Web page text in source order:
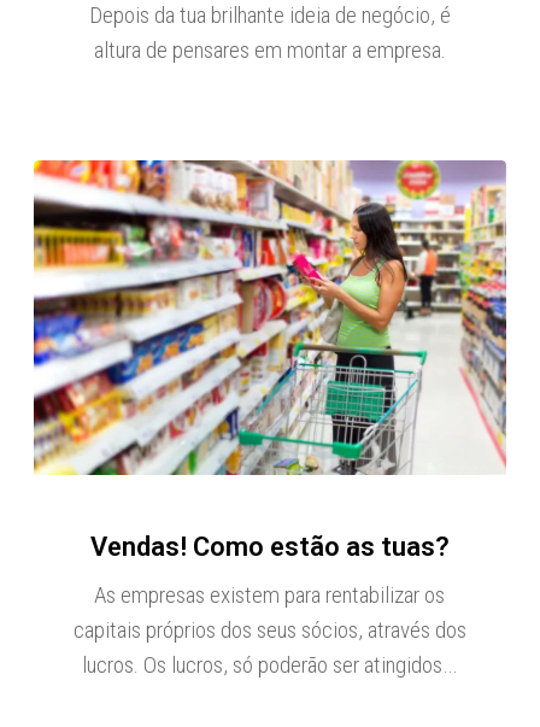
Depois da tua brilhante ideia de negócio, é
altura de pensares em montar a empresa.
Vendas! Como estão as tuas?
As empresas existem para rentabilizar os
capitais próprios dos seus sócios, através dos
lucros. Os lucros, só poderão ser atingidos…